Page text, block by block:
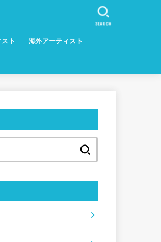
ト 海外アーティスト
SEARCH